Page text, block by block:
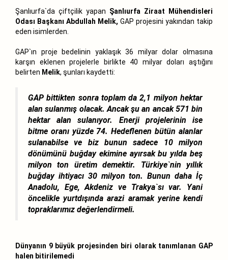
Şanlıurfa`da çiftçilik yapan Şanlıurfa Ziraat Mühendisleri
Odası Başkanı Abdullah Melik, GAP projesini yakından takip
eden isimlerden.
GAP`ın proje bedelinin yaklaşık 36 milyar dolar olmasına
karşın eklenen projelerle birlikte 40 milyar doları aştığını
belirten Melik, şunları kaydetti:
GAP bittikten sonra toplam da 2,1 milyon hektar
alan sulanmış olacak. Ancak şu an ancak 571 bin
hektar alan sulanıyor. Enerji projelerinin ise
bitme oranı yüzde 74. Hedeflenen bütün alanlar
sulanabilse ve biz bunun sadece 10 milyon
dönümünü buğday ekimine ayırsak bu yılda beş
milyon ton üretim demektir. Türkiye`nin yıllık
buğday ihtiyacı 30 milyon ton. Bunun daha İç
Anadolu, Ege, Akdeniz ve Trakya`sı var. Yani
öncelikle yurtdışında arazi aramak yerine kendi
topraklarımız değerlendirmeli.
Dünyanın 9 büyük projesinden biri olarak tanımlanan GAP
halen bitirilemedi